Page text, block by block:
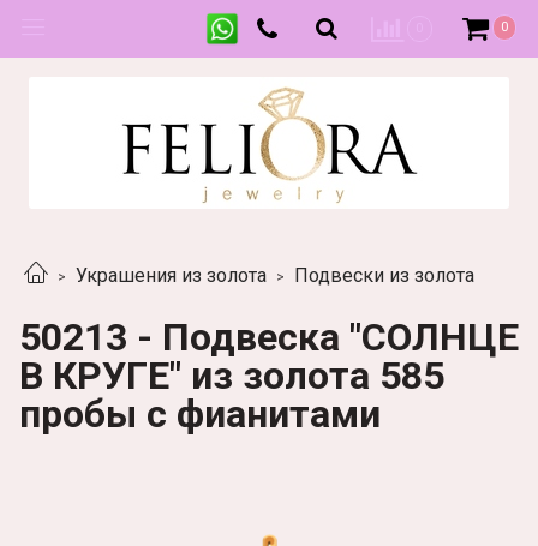
0
Украшения из золота Подвески из золота
50213 - Подвеска "СОЛНЦЕ
В КРУГЕ" из золота 585
пробы с фианитами